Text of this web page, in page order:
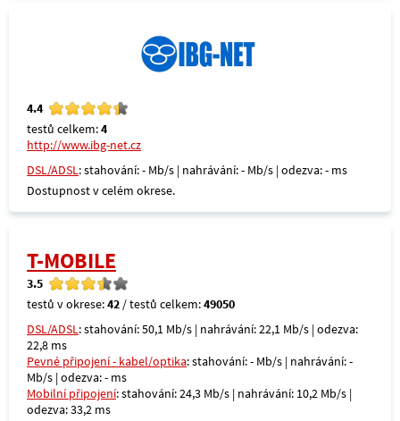
4.4
testů celkem:4
http://www.ibg-net.cz
DSL/ADSL: stahování: - Mb/s | nahrávání: - Mb/s | odezva: - ms
Dostupnost v celém okrese.
T-MOBILE
3.5
testů v okrese:42 / testů celkem:49050
DSL/ADSL: stahování: 50,1 Mb/s | nahrávání: 22,1 Mb/s | odezva:
22,8 ms
Pevné připojení - kabel/optika: stahování: - Mb/s | nahrávání: -
Mb/s | odezva: - ms
Mobilní připojení: stahování: 24,3 Mb/s | nahrávání: 10,2 Mb/s |
odezva: 33,2 ms